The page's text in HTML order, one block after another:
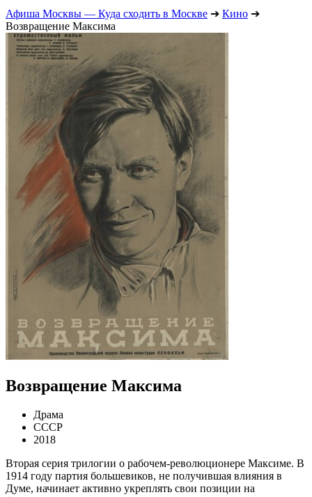
Афиша Москвы — Куда сходить в Москве ➔ Кино ➔
Возвращение Максима
Возвращение Максима
Драма
СССР
2018
Вторая серия трилогии о рабочем-революционере Максиме. В
1914 году партия большевиков, не получившая влияния в
Думе, начинает активно укреплять свои позиции на